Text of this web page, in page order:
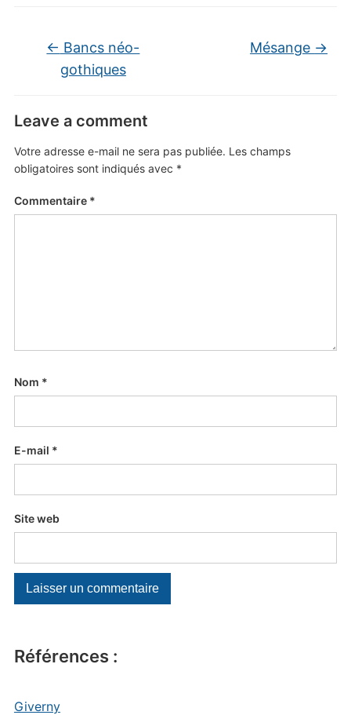
Références :
Giverny
← Bancs néo-
gothiques
Mésange →
Leave a comment
Votre adresse e-mail ne sera pas publiée. Les champs
obligatoires sont indiqués avec *
Commentaire *
Nom *
E-mail *
Site web